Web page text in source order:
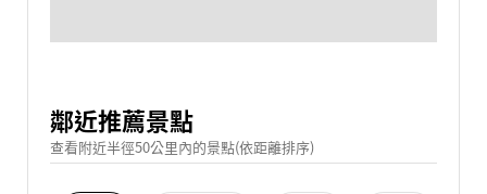
鄰近推薦景點
查看附近半徑50公里內的景點(依距離排序)